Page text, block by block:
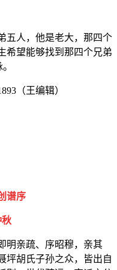
五人，他是老大，那四个
希望能够找到那四个兄弟
（王编辑）
谱序
明亲疏、序昭穆，亲其
坪胡氏子孙之众，皆出自